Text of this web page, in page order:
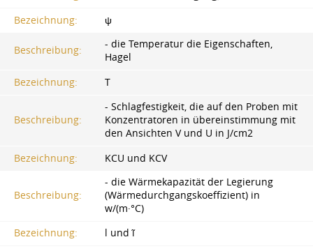
Bezeichnung:
ψ
Beschreibung:
- die Temperatur die Eigenschaften,
Hagel
Bezeichnung:
T
Beschreibung:
- Schlagfestigkeit, die auf den Proben mit
Konzentratoren in übereinstimmung mit
den Ansichten V und U in J/cm2
Bezeichnung:
KCU und KCV
Beschreibung:
- die Wärmekapazität der Legierung
(Wärmedurchgangskoeffizient) in
w/(m·°C)
Bezeichnung:
l und ĩ